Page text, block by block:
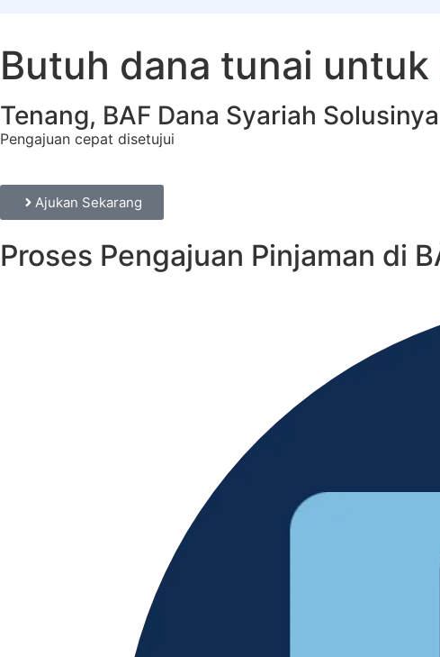
Butuh dana tunai untuk
Tenang, BAF Dana Syariah Solusinya
Pengajuan cepat disetujui
Ajukan Sekarang
Proses Pengajuan Pinjaman di